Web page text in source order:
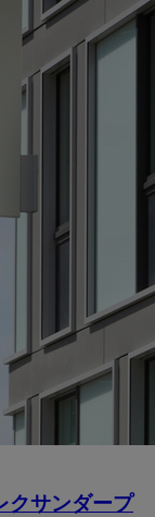
クサンダープ